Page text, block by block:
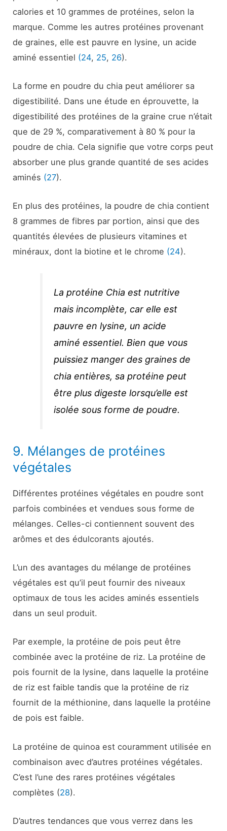
calories et 10 grammes de protéines, selon la
marque. Comme les autres protéines provenant
de graines, elle est pauvre en lysine, un acide
aminé essentiel (24, 25, 26).
La forme en poudre du chia peut améliorer sa
digestibilité. Dans une étude en éprouvette, la
digestibilité des protéines de la graine crue n’était
que de 29 %, comparativement à 80 % pour la
poudre de chia. Cela signifie que votre corps peut
absorber une plus grande quantité de ses acides
aminés (27).
En plus des protéines, la poudre de chia contient
8 grammes de fibres par portion, ainsi que des
quantités élevées de plusieurs vitamines et
minéraux, dont la biotine et le chrome (24).
La protéine Chia est nutritive
mais incomplète, car elle est
pauvre en lysine, un acide
aminé essentiel. Bien que vous
puissiez manger des graines de
chia entières, sa protéine peut
être plus digeste lorsqu’elle est
isolée sous forme de poudre.
9. Mélanges de protéines
végétales
Différentes protéines végétales en poudre sont
parfois combinées et vendues sous forme de
mélanges. Celles-ci contiennent souvent des
arômes et des édulcorants ajoutés.
L’un des avantages du mélange de protéines
végétales est qu’il peut fournir des niveaux
optimaux de tous les acides aminés essentiels
dans un seul produit.
Par exemple, la protéine de pois peut être
combinée avec la protéine de riz. La protéine de
pois fournit de la lysine, dans laquelle la protéine
de riz est faible tandis que la protéine de riz
fournit de la méthionine, dans laquelle la protéine
de pois est faible.
La protéine de quinoa est couramment utilisée en
combinaison avec d’autres protéines végétales.
C’est l’une des rares protéines végétales
complètes (28).
D’autres tendances que vous verrez dans les